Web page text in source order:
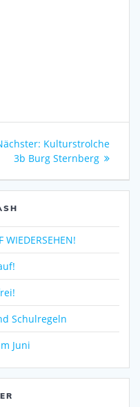
Nächster
Beitrag:
Kulturstrolche
3b Burg Sternberg
Schulregeln
Juni